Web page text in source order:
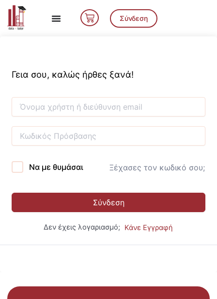
Μετάβαση
περιεχόμενο
Cart Σύνδεση
Γεια σου, καλώς ήρθες ξανά!
Να με θυμάσαι Ξέχασες τον κωδικό σου;
Σύνδεση
Δεν έχεις λογαριασμό; Κάνε Εγγραφή